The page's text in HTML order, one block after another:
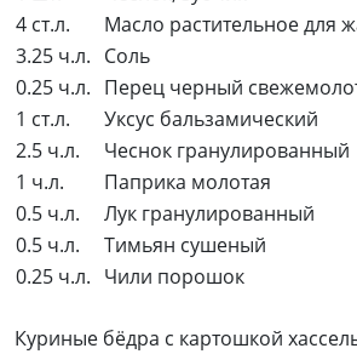
4 ст.л.
Масло растительное для
3.25 ч.л. Соль
0.25 ч.л. Перец черный
1 ст.л.
Уксус бальзамический
2.5 ч.л.
Чеснок гранулированный
1 ч.л.
Паприка молотая
0.5 ч.л.
Лук гранулированный
0.5 ч.л.
Тимьян сушеный
0.25 ч.л. Чили порошок
Куриные бёдра с картошкой